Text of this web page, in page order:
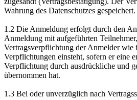
Wahrung des Datenschutzes gespeichert.
1.2 Die Anmeldung erfolgt durch den
Anmeldung mit aufgeführten
Vertragsverpflichtung der Anmelder wie
Verpflichtungen einsteht, sofern er eine
Verpflichtung durch ausdrückliche und
übernommen hat.
1.3 Bei oder unverzüglich nach